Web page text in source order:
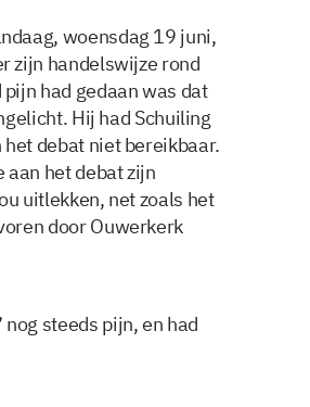
woensdag 19 juni,
zijn handelswijze rond
had gedaan was dat
Hij had Schuiling
debat niet bereikbaar.
aan het debat zijn
uitlekken, net zoals het
door Ouwerkerk
nog steeds pijn, en had